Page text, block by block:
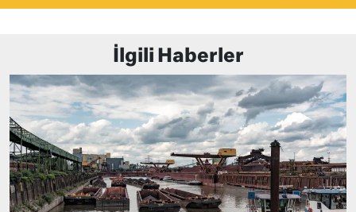
İlgili Haberler